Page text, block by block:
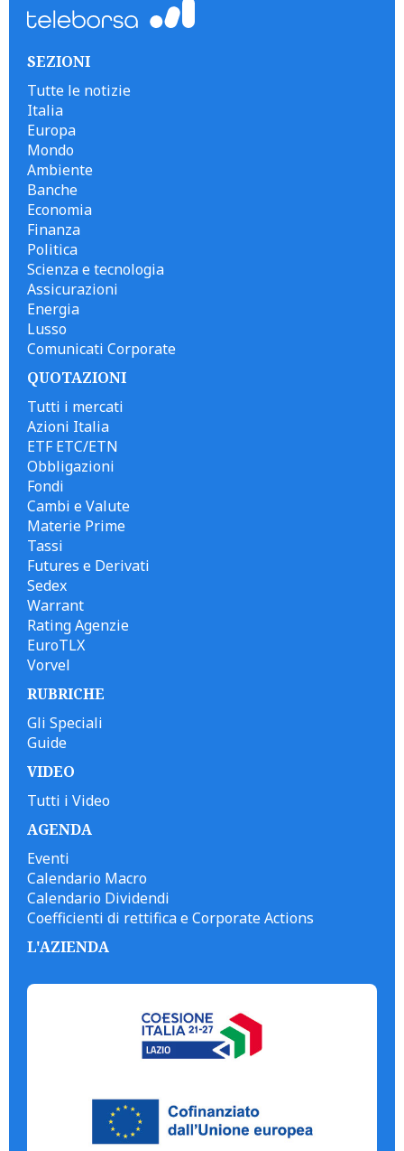
SEZIONI
Tutte le notizie
Italia
Europa
Mondo
Ambiente
Banche
Economia
Finanza
Politica
Scienza e tecnologia
Assicurazioni
Energia
Lusso
Comunicati Corporate
QUOTAZIONI
Tutti i mercati
Azioni Italia
ETF ETC/ETN
Obbligazioni
Fondi
Cambi e Valute
Materie Prime
Tassi
Futures e Derivati
Sedex
Warrant
Rating Agenzie
EuroTLX
Vorvel
RUBRICHE
Gli Speciali
Guide
VIDEO
Tutti i Video
AGENDA
Eventi
Calendario Macro
Calendario Dividendi
Coefficienti di rettifica e Corporate Actions
L'AZIENDA